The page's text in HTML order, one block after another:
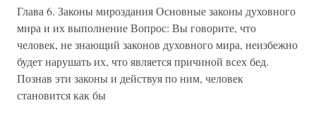
Глава 6. Законы мироздания Основные законы духовного
мира и их выполнение Вопрос: Вы говорите, что
человек, не знающий законов духовного мира, неизбежно
будет нарушать их, что является причиной всех бед.
Познав эти законы и действуя по ним, человек
становится как бы